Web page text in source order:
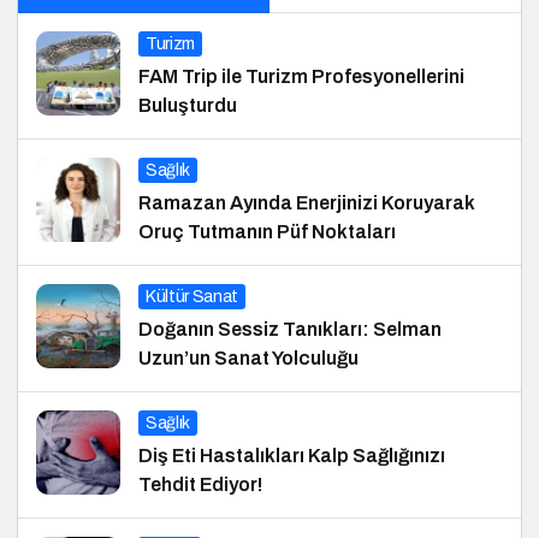
Turizm
FAM Trip ile Turizm Profesyonellerini
Buluşturdu
Sağlık
Ramazan Ayında Enerjinizi Koruyarak
Oruç Tutmanın Püf Noktaları
Kültür Sanat
Doğanın Sessiz Tanıkları: Selman
Uzun’un Sanat Yolculuğu
Sağlık
Diş Eti Hastalıkları Kalp Sağlığınızı
Tehdit Ediyor!